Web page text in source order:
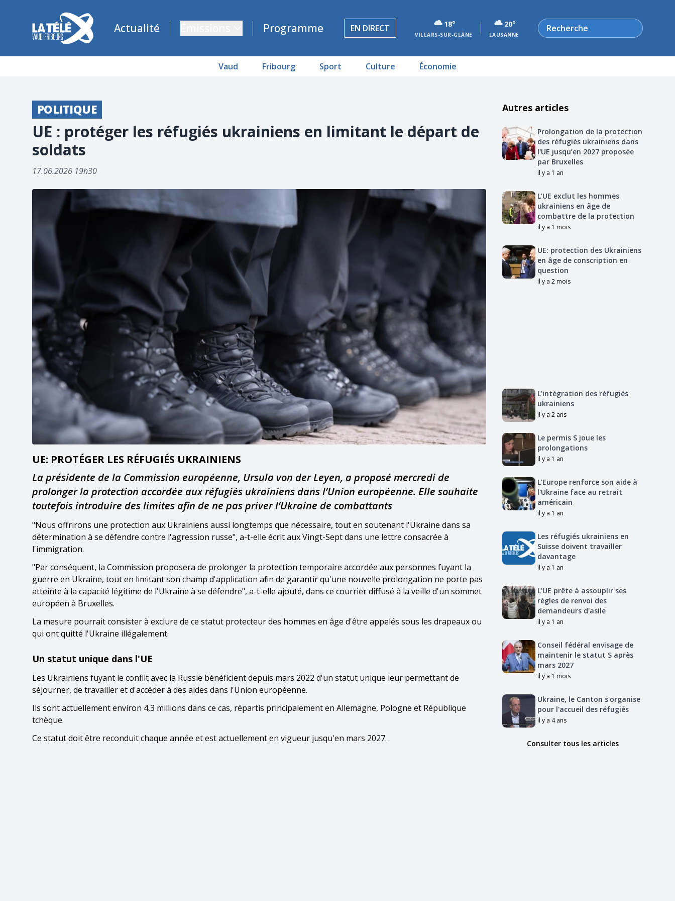
La Télé - Télévision régionale Vaud et Fribourg
Actualité Programme EN DIRECT 18°
VILLARS-SUR-GLÂNE
20°
LAUSANNE
Rechercher
Vaud Fribourg Sport Culture Économie
POLITIQUE
UE : protéger les réfugiés ukrainiens en limitant le départ de
soldats
17.06.2026 19h30
UE: PROTÉGER LES RÉFUGIÉS UKRAINIENS
La présidente de la Commission européenne, Ursula von der Leyen, a proposé mercredi de
prolonger la protection accordée aux réfugiés ukrainiens dans l’Union européenne. Elle souhaite
toutefois introduire des limites afin de ne pas priver l’Ukraine de combattants
"Nous offrirons une protection aux Ukrainiens aussi longtemps que nécessaire, tout en soutenant l'Ukraine dans sa
détermination à se défendre contre l'agression russe", a-t-elle écrit aux Vingt-Sept dans une lettre consacrée à
l'immigration.
"Par conséquent, la Commission proposera de prolonger la protection temporaire accordée aux personnes fuyant la
guerre en Ukraine, tout en limitant son champ d'application afin de garantir qu'une nouvelle prolongation ne porte pas
atteinte à la capacité légitime de l'Ukraine à se défendre", a-t-elle ajouté, dans ce courrier diffusé à la veille d'un sommet
européen à Bruxelles.
La mesure pourrait consister à exclure de ce statut protecteur des hommes en âge d'être appelés sous les drapeaux ou
qui ont quitté l'Ukraine illégalement.
Un statut unique dans l'UE
Les Ukrainiens fuyant le conflit avec la Russie bénéficient depuis mars 2022 d'un statut unique leur permettant de
séjourner, de travailler et d'accéder à des aides dans l'Union européenne.
Ils sont actuellement environ 4,3 millions dans ce cas, répartis principalement en Allemagne, Pologne et République
tchèque.
Ce statut doit être reconduit chaque année et est actuellement en vigueur jusqu'en mars 2027.
Autres articles
Prolongation de la protection
des réfugiés ukrainiens dans
l'UE jusqu’en 2027 proposée
par Bruxelles
il y a 1 an
L'UE exclut les hommes
ukrainiens en âge de
combattre de la protection
il y a 1 mois
UE: protection des Ukrainiens
en âge de conscription en
question
il y a 2 mois
L'intégration des réfugiés
ukrainiens
il y a 2 ans
Le permis S joue les
prolongations
il y a 1 an
L'Europe renforce son aide à
l'Ukraine face au retrait
américain
il y a 1 an
Les réfugiés ukrainiens en
Suisse doivent travailler
davantage
il y a 1 an
L'UE prête à assouplir ses
règles de renvoi des
demandeurs d'asile
il y a 1 an
Conseil fédéral envisage de
maintenir le statut S après
mars 2027
il y a 1 mois
Ukraine, le Canton s'organise
pour l'accueil des réfugiés
il y a 4 ans
Consulter tous les articles